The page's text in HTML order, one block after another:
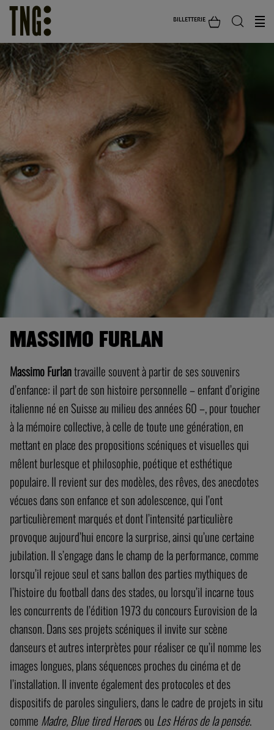
BILLETTERIE
MASSIMO FURLAN
Massimo Furlantravaille souvent à partir de ses souvenirs
d’enfance: il part de son histoire personnelle – enfant d’origine
italienne né en Suisse au milieu des années 60 –, pour toucher
à la mémoire collective, à celle de toute une génération, en
mettant en place des propositions scéniques et visuelles qui
mêlent burlesque et philosophie, poétique et esthétique
populaire. Il revient sur des modèles, des rêves, des anecdotes
vécues dans son enfance et son adolescence, qui l’ont
particulièrement marqués et dont l’intensité particulière
provoque aujourd’hui encore la surprise, ainsi qu’une certaine
jubilation. Il s’engage dans le champ de la performance, comme
lorsqu’il rejoue seul et sans ballon des parties mythiques de
l’histoire du football dans des stades, ou lorsqu’il incarne tous
les concurrents de l’édition 1973 du concours Eurovision de la
chanson. Dans ses projets scéniques il invite sur scène
danseurs et autres interprètes pour réaliser ce qu’il nomme les
images longues, plans séquences proches du cinéma et de
l’installation. Il invente également des protocoles et des
dispositifs de paroles singuliers, dans le cadre de projets in situ
comme Madre,Blue tired Heroes ou Les Héros de la pensée.